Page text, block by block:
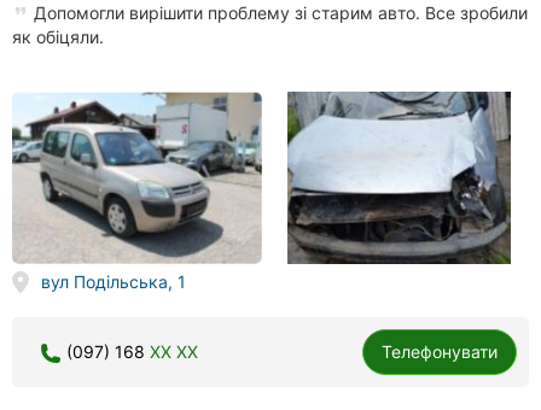
міста:
Вінниця
Житомир
Тернопіль
Хмельницький
Рівне
Допомогли вирішити проблему зі старим авто. Все зробили
як обіцяли.
вул Подільська, 1
(097) 168 XX XX Телефонувати